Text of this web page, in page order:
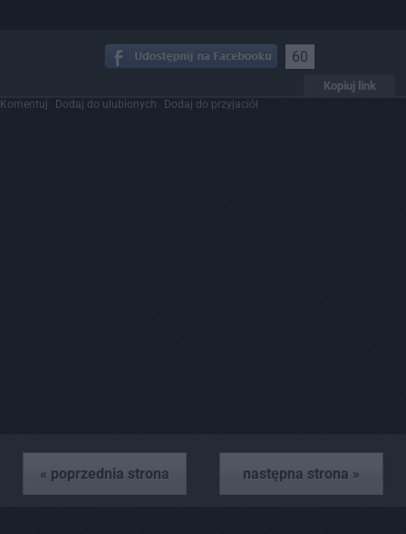
60
Kopiuj link
Komentuj Dodaj do ulubionych Dodaj do przyjaciół
« poprzednia strona następna strona »